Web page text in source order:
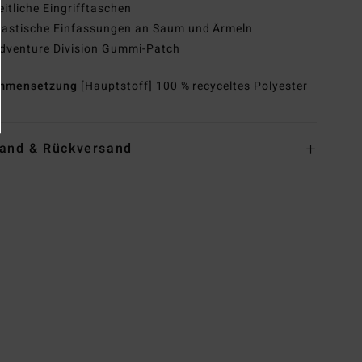
Seitliche Eingrifftaschen
Elastische Einfassungen an Saum und Ärmeln
Adventure Division Gummi-Patch
[Hauptstoff] 100 % recyceltes Polyester
& Rückversand